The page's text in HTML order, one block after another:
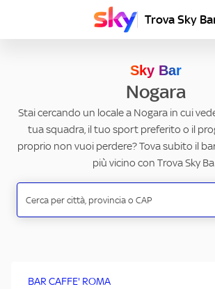
Trova Sky
Sky Bar
Nogara
Stai cercando un locale a Nogara in cui
tua squadra, il tuo sport preferito o il
proprio non vuoi perdere? Tova subito il
più vicino con Trova Sky
BAR CAFFE' ROMA